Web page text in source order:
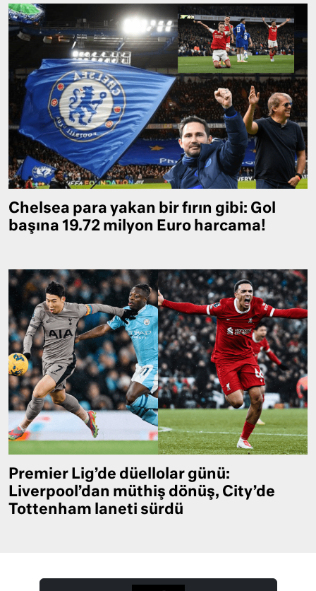
Chelsea para yakan bir fırın gibi: Gol
başına 19.72 milyon Euro harcama!
Premier Lig’de düellolar günü:
Liverpool’dan müthiş dönüş, City’de
Tottenham laneti sürdü